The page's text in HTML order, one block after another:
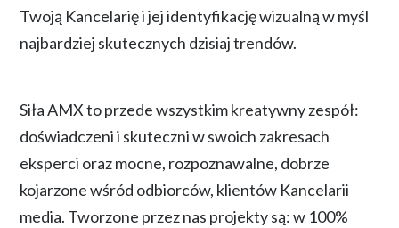
Twoją Kancelarię i jej identyfikację wizualną w myśl
najbardziej skutecznych dzisiaj trendów.
Siła AMX to przede wszystkim kreatywny zespół:
doświadczeni i skuteczni w swoich zakresach
eksperci oraz mocne, rozpoznawalne, dobrze
kojarzone wśród odbiorców, klientów Kancelarii
media. Tworzone przez nas projekty są: w 100%